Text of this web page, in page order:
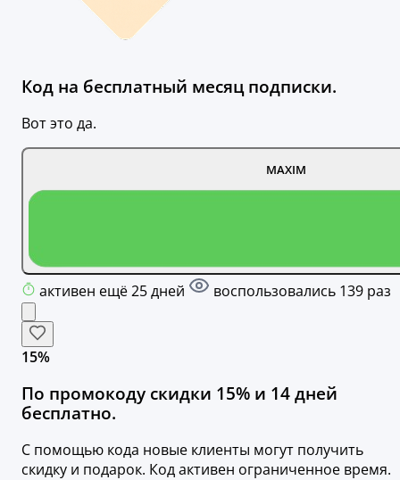
Код на бесплатный месяц подписки.
Вот это да.
MAXIM
активен ещё 25 дней воспользовались 139 раз
15%
По промокоду скидки 15% и 14 дней
бесплатно.
С помощью кода новые клиенты могут получить
скидку и подарок. Код активен ограниченное время.